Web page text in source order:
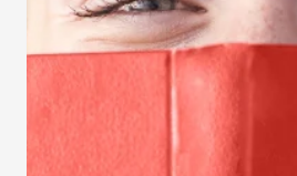
VOS
PROSPECTS
EN